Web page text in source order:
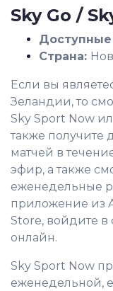
Sky Go /
Страна:
Если вы
Зеландии, то
Sky Sport Now
также получите
матчей в
эфир, а также
еженедельные
приложение из
Store, войдите в
онлайн.
Sky Sport Now
еженедельной,